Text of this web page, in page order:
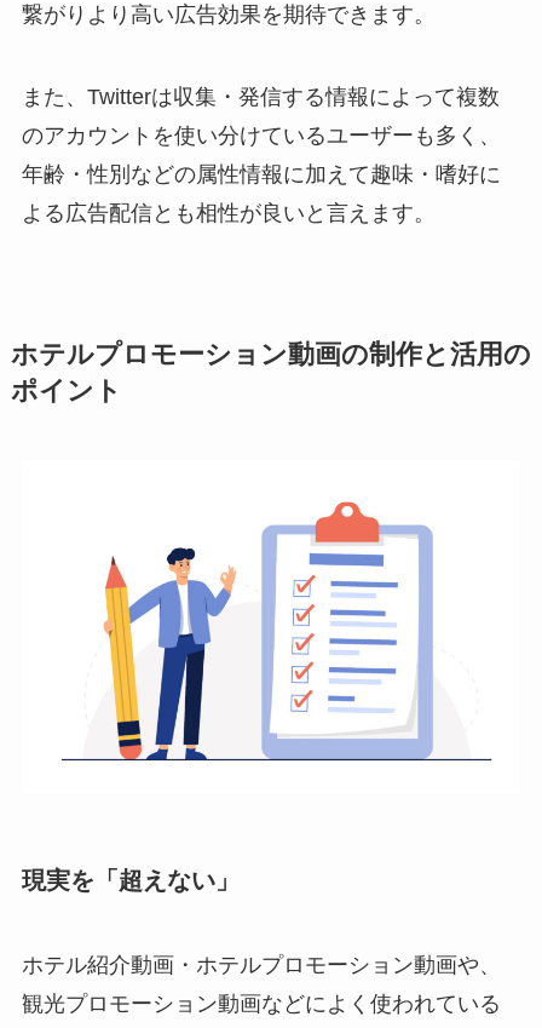
繋がりより高い広告効果を期待できます。
また、Twitterは収集・発信する情報によって複数
のアカウントを使い分けているユーザーも多く、
年齢・性別などの属性情報に加えて趣味・嗜好に
よる広告配信とも相性が良いと言えます。
ホテルプロモーション動画の制作と活用の
ポイント
現実を「超えない」
ホテル紹介動画・ホテルプロモーション動画や、
観光プロモーション動画などによく使われている